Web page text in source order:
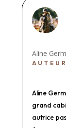
Aline
AUTEUR
Aline
grand
autrice